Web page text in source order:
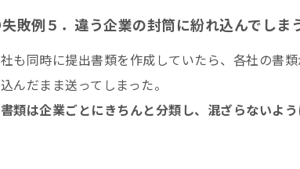
敗例５．違う企業の封筒に紛れ込んでしま
も同時に提出書類を作成していたら、各社の書
んだまま送ってしまった。
書類は企業ごとにきちんと分類し、混ざらないよ